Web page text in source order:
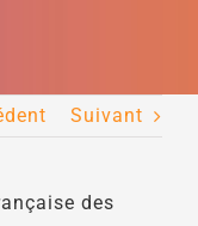
Suivant
des